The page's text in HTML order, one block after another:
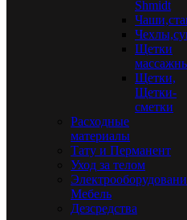
Shmidt
Щетки
Щетки,
Щетки-
сметки
Расходные
материалы
Тату и Перманент
Уход за телом
Мебель
Дезсредства